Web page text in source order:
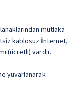
mutlaka
kablosuz İnternet,
(ücretli) vardır.
yuvarlanarak